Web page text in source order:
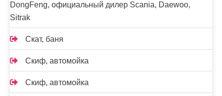
DongFeng, официальный дилер Scania, Daewoo,
Sitrak
Скат, баня
Скиф, автомойка
Скиф, автомойка